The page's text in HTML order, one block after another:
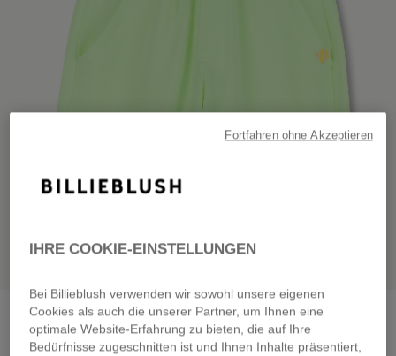
Fleece bermuda shortsgreen lemon
From € 39,00
IHRE COOKIE-EINSTELLUNGEN
Bei Billieblush verwenden wir sowohl unsere eigenen
Cookies als auch die unserer Partner, um Ihnen eine
optimale Website-Erfahrung zu bieten, die auf Ihre
Bedürfnisse zugeschnitten ist und Ihnen Inhalte präsentiert,
Fortfahren ohne Akzeptieren